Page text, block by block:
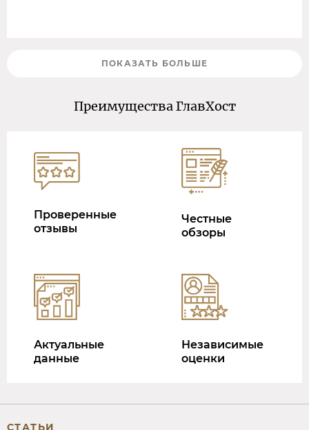
ПОКАЗАТЬ БОЛЬШЕ
Преимущества ГлавХост
Проверенные
отзывы
Честные
обзоры
Актуальные
данные
Независимые
оценки
СТАТЬИ